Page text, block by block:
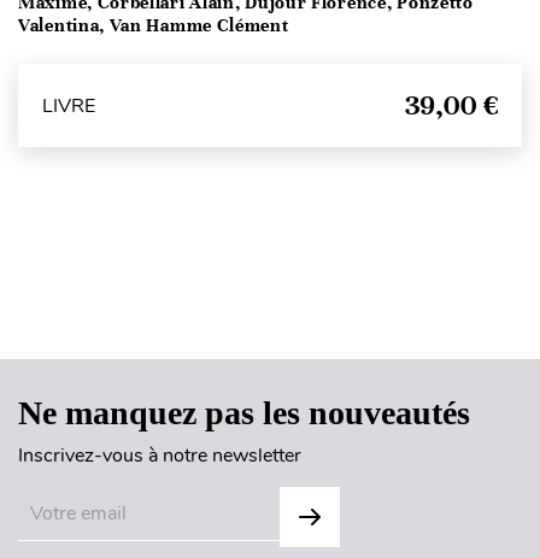
Valentina, Van Hamme Clément
LIVRE 39,00 €
Ne manquez pas les nouveautés
Inscrivez-vous à notre newsletter